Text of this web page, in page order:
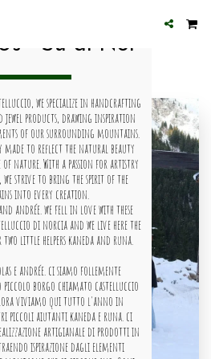
- Su di Noi
we specialize in handcrafting
jewel products, drawing inspiration
of our surrounding mountains.
made to reflect the natural beauty
of nature. With a passion for artistry
strive to bring the spirit of the
into every creation.
andrée. we fell in love with these
di norcia and we live here the
two little helpers kaneda and runa.
e andrée. ci siamo follemente
borgo chiamato castelluccio
viviamo qui tutto l'anno in
piccoli aiutanti kaneda e runa. ci
artigianale di prodotti in
ispirazione dagli elementi